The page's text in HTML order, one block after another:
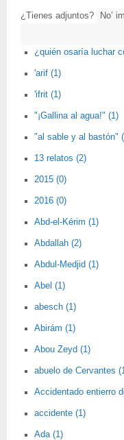
¿Tienes adjuntos?
¿quién osaría luchar
'arif (1)
'ifrit (1)
"¡Gallina al agua!" (1)
"al sable y al bastón"
13 relatos (2)
2015 (0)
2016 (0)
Abd-el-Kérim (1)
Abdallah (2)
Abdul-Medjid (1)
Abel (1)
abesch (1)
Abirám (1)
Abou Zeyd (1)
abuelo de Cervantes
Accidentado entierro
accidente (1)
Ada (1)